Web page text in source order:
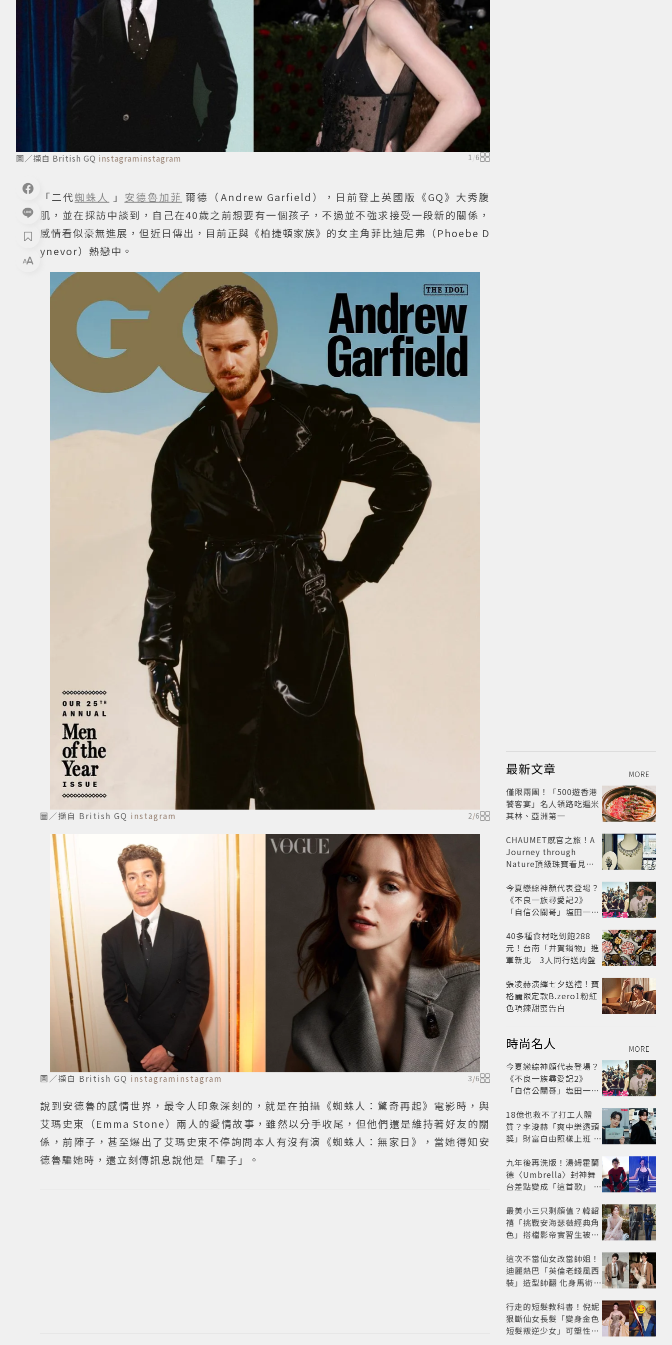
圖／擷自 British GQ instagraminstagram 1 /6
「二代蜘蛛人 」 安德魯加菲 爾德（Andrew Garfield），日前登上英國版《GQ》大秀腹
肌，並在採訪中談到，自己在40歲之前想要有一個孩子，不過並不強求接受一段新的關係，
感情看似豪無進展，但近日傳出，目前正與《柏捷頓家族》的女主角菲比迪尼弗（Phoebe D
ynevor）熱戀中。
圖／擷自 British GQ instagram 2/6
圖／擷自 British GQ instagraminstagram 3/6
說到安德魯的感情世界，最令人印象深刻的，就是在拍攝《蜘蛛人：驚奇再起》電影時，與
艾瑪史東（Emma Stone）兩人的愛情故事，雖然以分手收尾，但他們還是維持著好友的關
係，前陣子，甚至爆出了艾瑪史東不停詢問本人有沒有演《蜘蛛人：無家日》，當她得知安
德魯騙她時，還立刻傳訊息說他是「騙子」。
最新文章 MORE
僅限兩團！「500遊香港
饕客宴」名人領路吃遍米
其林、亞洲第一
CHAUMET感官之旅！A
Journey through
Nature頂級珠寶看見植
今夏戀綜神顏代表登場？
《不良一族尋愛記2》
「自信公關哥」塩田一馬
老闆
40多種食材吃到飽288
元！台南「井賀鍋物」進
軍新北 3人同行送肉盤
張凌赫演繹七夕送禮！寶
格麗限定款B.zero1粉紅
色項鍊甜蜜告白
時尚名人 MORE
今夏戀綜神顏代表登場？
《不良一族尋愛記2》
「自信公關哥」塩田一馬
老闆
18億也救不了打工人體
質？李浚赫「爽中樂透頭
獎」財富自由照樣上班 西
九年後再洗版！湯姆霍蘭
德〈Umbrella〉封神舞
台差點變成「這首歌」 造
開
最美小三只剩顏值？韓韶
禧「挑戰安海瑟薇經典角
色」搭檔影帝實習生被
這次不當仙女改當帥姐！
迪麗熱巴「英倫老錢風西
裝」造型帥翻 化身馬術師
行走的短髮教科書！倪妮
狠斷仙女長髮「變身金色
短髮叛逆少女」可塑性超